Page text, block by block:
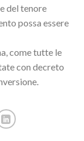
del tenore
possa essere
come tutte le
con decreto